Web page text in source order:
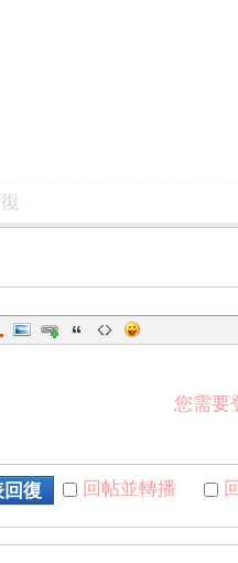
您需要
復 回帖並轉播